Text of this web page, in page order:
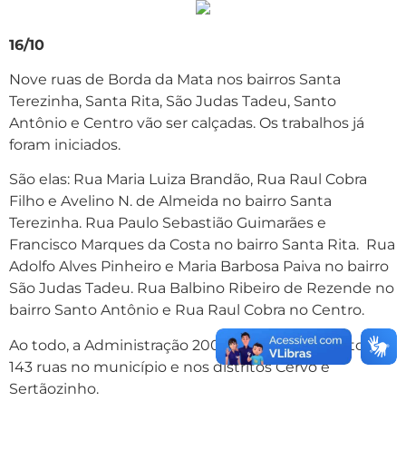
16/10
Nove ruas de Borda da Mata nos bairros Santa
Terezinha, Santa Rita, São Judas Tadeu, Santo
Antônio e Centro vão ser calçadas. Os trabalhos já
foram iniciados.
São elas: Rua Maria Luiza Brandão, Rua Raul Cobra
Filho e Avelino N. de Almeida no bairro Santa
Terezinha. Rua Paulo Sebastião Guimarães e
Francisco Marques da Costa no bairro Santa Rita. Rua
Adolfo Alves Pinheiro e Maria Barbosa Paiva no bairro
São Judas Tadeu. Rua Balbino Ribeiro de Rezende no
bairro Santo Antônio e Rua Raul Cobra no Centro.
Ao todo, a Administração 2009/2012 já pavimentou
143 ruas no município e nos distritos Cervo e
Sertãozinho.